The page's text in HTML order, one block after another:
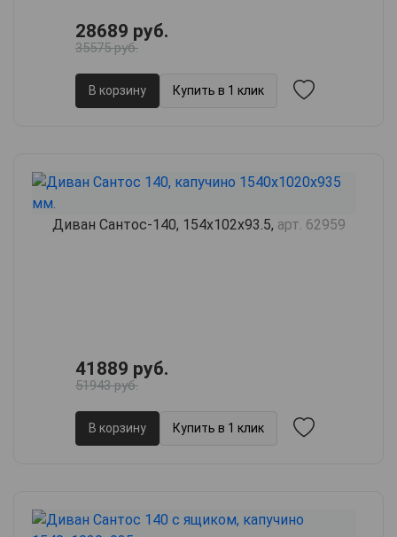
28689 руб.
35575 руб.
В корзину Купить в 1 клик
Диван Сантос-140, 154х102х93.5, арт. 62959
41889 руб.
51943 руб.
В корзину Купить в 1 клик